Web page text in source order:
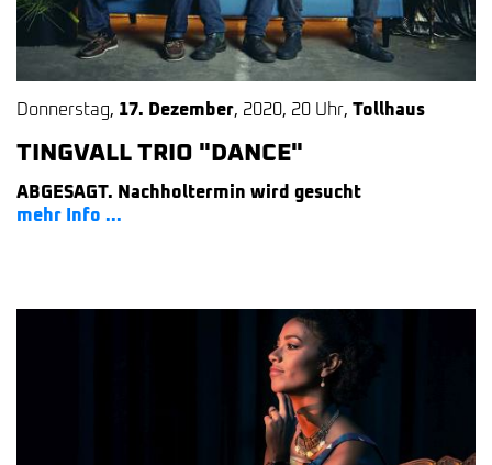
Donnerstag, 17. Dezember, 2020, 20 Uhr, Tollhaus
TINGVALL TRIO "DANCE"
ABGESAGT. Nachholtermin wird gesucht
mehr Info ...